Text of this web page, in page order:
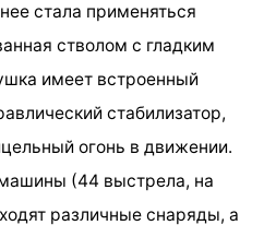
стала применяться
стволом с гладким
имеет встроенный
стабилизатор,
огонь в движении.
(44 выстрела, на
различные снаряды, а